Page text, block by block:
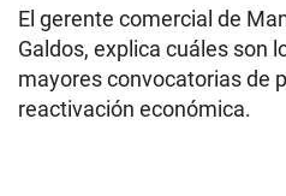
El gerente comercial de
Galdos, explica cuáles son
mayores convocatorias de
reactivación económica.